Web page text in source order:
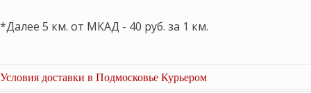
*Далее 5 км. от МКАД - 40 руб. за 1 км.
Условия доставки в Подмосковье Курьером